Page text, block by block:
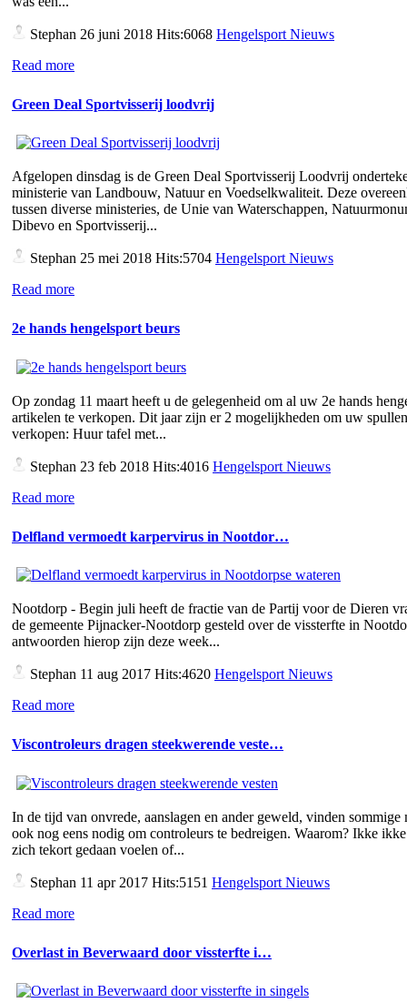
Stephan 26 juni 2018 Hits:6068 Hengelsport Nieuws
Read more
Green Deal Sportvisserij loodvrij
Afgelopen dinsdag is de Green Deal Sportvisserij Loodvrij
ministerie van Landbouw, Natuur en Voedselkwaliteit. Deze
tussen diverse ministeries, de Unie van Waterschappen,
Dibevo en Sportvisserij...
Stephan 25 mei 2018 Hits:5704 Hengelsport Nieuws
Read more
2e hands hengelsport beurs
Op zondag 11 maart heeft u de gelegenheid om al uw 2e hands
artikelen te verkopen. Dit jaar zijn er 2 mogelijkheden om uw
verkopen: Huur tafel met...
Stephan 23 feb 2018 Hits:4016 Hengelsport Nieuws
Read more
Delfland vermoedt karpervirus in Nootdor…
Nootdorp - Begin juli heeft de fractie van de Partij voor de Dieren
de gemeente Pijnacker-Nootdorp gesteld over de vissterfte in
antwoorden hierop zijn deze week...
Stephan 11 aug 2017 Hits:4620 Hengelsport Nieuws
Read more
Viscontroleurs dragen steekwerende veste…
In de tijd van onvrede, aanslagen en ander geweld, vinden sommige
ook nog eens nodig om controleurs te bedreigen. Waarom? Ikke
zich tekort gedaan voelen of...
Stephan 11 apr 2017 Hits:5151 Hengelsport Nieuws
Read more
Overlast in Beverwaard door vissterfte i…